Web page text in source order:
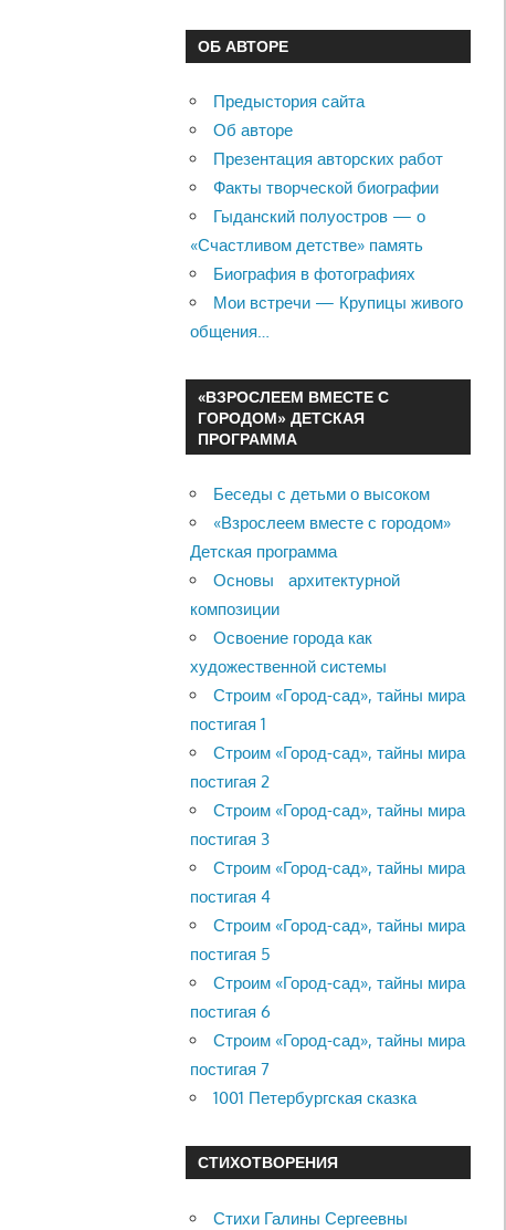
ОБ АВТОРЕ
Предыстория сайта
Об авторе
Презентация авторских работ
Факты творческой биографии
Гыданский полуостров — о
«Счастливом детстве» память
Биография в фотографиях
Мои встречи — Крупицы живого
общения…
«ВЗРОСЛЕЕМ ВМЕСТЕ С
ГОРОДОМ» ДЕТСКАЯ
ПРОГРАММА
Беседы с детьми о высоком
«Взрослеем вместе с городом»
Детская программа
Основы архитектурной
композиции
Освоение города как
художественной системы
Строим «Город-сад», тайны мира
постигая 1
Строим «Город-сад», тайны мира
постигая 2
Строим «Город-сад», тайны мира
постигая 3
Строим «Город-сад», тайны мира
постигая 4
Строим «Город-сад», тайны мира
постигая 5
Строим «Город-сад», тайны мира
постигая 6
Строим «Город-сад», тайны мира
постигая 7
1001 Петербургская сказка
СТИХОТВОРЕНИЯ
Стихи Галины Сергеевны